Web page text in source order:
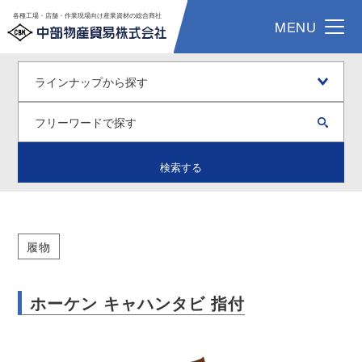
各種工場・店舗・作業現場向け産業資材の総合商社
MENU
検索する
履物
ホーケン キャハンタビ 指付